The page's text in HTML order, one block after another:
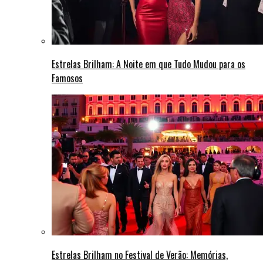
Estrelas Brilham: A Noite em que Tudo Mudou para os
Famosos
Estrelas Brilham no Festival de Verão: Memórias,